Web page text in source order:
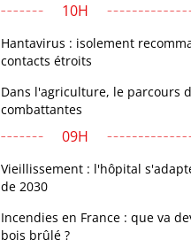
10H
Hantavirus : isolement
contacts étroits
Dans l'agriculture, le parcours
combattantes
09H
Vieillissement : l'hôpital
de 2030
Incendies en France : que va
bois brûlé ?